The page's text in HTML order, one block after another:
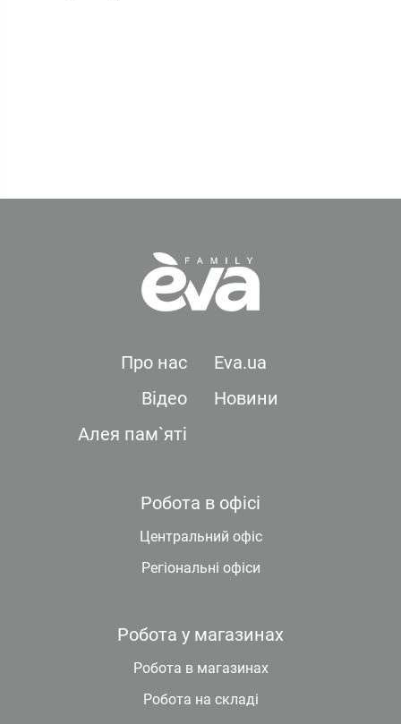
Про нас
Eva.ua
Відео
Новини
Алея пам`яті
Робота в офісі
Центральний офіс
Регіональні офіси
Робота у магазинах
Робота в магазинах
Робота на складі